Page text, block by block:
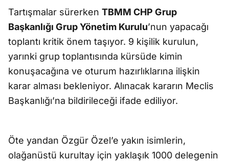
Tartışmalar sürerken TBMM CHP Grup
Başkanlığı Grup Yönetim Kurulu’nun yapacağı
toplantı kritik önem taşıyor. 9 kişilik kurulun,
yarınki grup toplantısında kürsüde kimin
konuşacağına ve oturum hazırlıklarına ilişkin
karar alması bekleniyor. Alınacak kararın Meclis
Başkanlığı’na bildirileceği ifade ediliyor.
Öte yandan Özgür Özel’e yakın isimlerin,
olağanüstü kurultay için yaklaşık 1000 delegenin